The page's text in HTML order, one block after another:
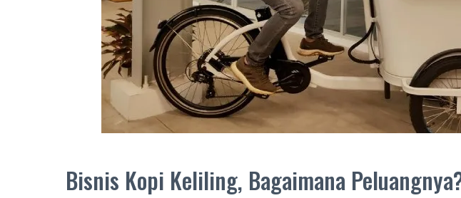
Bisnis Kopi Keliling, Bagaimana